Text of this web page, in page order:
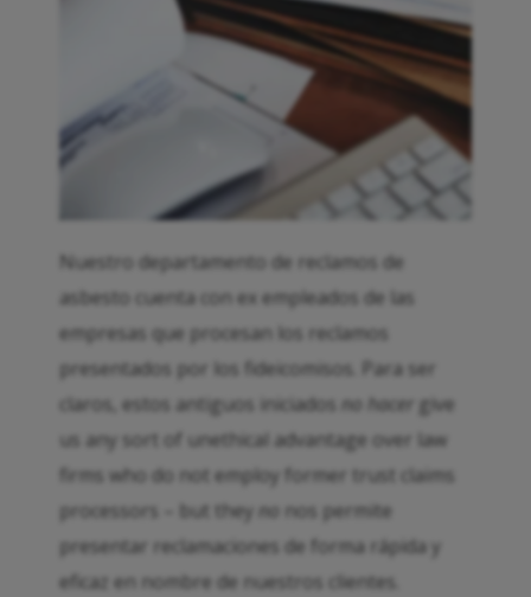
Nuestro departamento de reclamos de
asbesto cuenta con ex empleados de las
empresas que procesan los reclamos
presentados por los fideicomisos. Para ser
claros, estos antiguos iniciados no hacer give
us any sort of unethical advantage over law
firms who do not employ former trust claims
processors – but they no nos permite
presentar reclamaciones de forma rápida y
eficaz en nombre de nuestros clientes.